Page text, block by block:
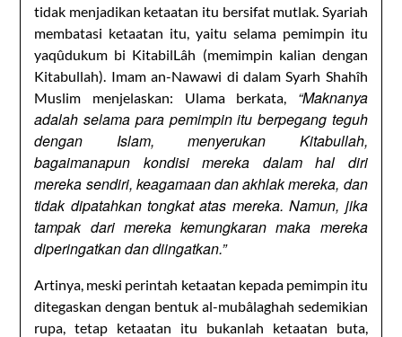
tidak menjadikan ketaatan itu bersifat mutlak. Syariah
membatasi ketaatan itu, yaitu selama pemimpin itu
yaqûdukum bi KitabilLâh (memimpin kalian dengan
Kitabullah). Imam an-Nawawi di dalam Syarh Shahîh
Muslim menjelaskan: Ulama berkata, “Maknanya
adalah selama para pemimpin itu berpegang teguh
dengan Islam, menyerukan Kitabullah,
bagaimanapun kondisi mereka dalam hal diri
mereka sendiri, keagamaan dan akhlak mereka, dan
tidak dipatahkan tongkat atas mereka. Namun, jika
tampak dari mereka kemungkaran maka mereka
diperingatkan dan diingatkan.”
Artinya, meski perintah ketaatan kepada pemimpin itu
ditegaskan dengan bentuk al-mubâlaghah sedemikian
rupa, tetap ketaatan itu bukanlah ketaatan buta,